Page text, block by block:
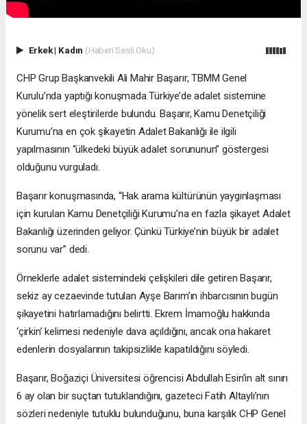
Erkek| Kadın (Haberi Sesli Oku)
CHP Grup Başkanvekili Ali Mahir Başarır, TBMM Genel
Kurulu’nda yaptığı konuşmada Türkiye’de adalet sistemine
yönelik sert eleştirilerde bulundu. Başarır, Kamu Denetçiliği
Kurumu’na en çok şikayetin Adalet Bakanlığı ile ilgili
yapılmasının “ülkedeki büyük adalet sorununun” göstergesi
olduğunu vurguladı.
Başarır konuşmasında, “Hak arama kültürünün yaygınlaşması
için kurulan Kamu Denetçiliği Kurumu’na en fazla şikayet Adalet
Bakanlığı üzerinden geliyor. Çünkü Türkiye’nin büyük bir adalet
sorunu var” dedi.
Örneklerle adalet sistemindeki çelişkileri dile getiren Başarır,
sekiz ay cezaevinde tutulan Ayşe Barım’ın ihbarcısının bugün
şikayetini hatırlamadığını belirtti. Ekrem İmamoğlu hakkında
‘çirkin’ kelimesi nedeniyle dava açıldığını, ancak ona hakaret
edenlerin dosyalarının takipsizlikle kapatıldığını söyledi.
Başarır, Boğaziçi Üniversitesi öğrencisi Abdullah Esin’in alt sınırı
6 ay olan bir suçtan tutuklandığını, gazeteci Fatih Altaylı’nın
sözleri nedeniyle tutuklu bulunduğunu, buna karşılık CHP Genel